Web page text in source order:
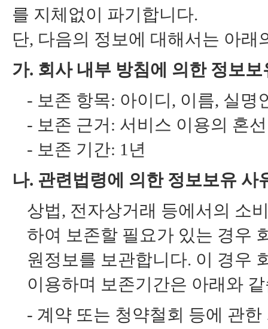
를 지체없이 파기합니다.
단, 다음의 정보에 대해서는 아
가. 회사 내부 방침에 의한 정보보
- 보존 항목: 아이디, 이름, 실
- 보존 근거: 서비스 이용의 혼
- 보존 기간: 1년
나. 관련법령에 의한 정보보유 사
상법, 전자상거래 등에서의 소
하여 보존할 필요가 있는 경우
원정보를 보관합니다. 이 경우
이용하며 보존기간은 아래와
- 계약 또는 청약철회 등에 관